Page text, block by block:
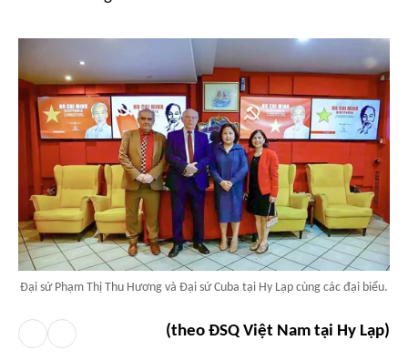
Đại sứ Phạm Thị Thu Hương và Đại sứ Cuba tại Hy Lạp cùng các đại biểu.
(theo ĐSQ Việt Nam tại Hy Lạp)